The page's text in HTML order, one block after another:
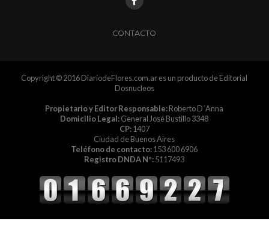
CONTACTO
Copyright © 2016 DiariodeFlores.com.ar es un producto de Editorial
Dosnucleos
Propietario y Editor Responsable:Roberto D´Anna
Domicilio Legal:General José Bustillo 3348
CP:1407
Ciudad de Buenos Aires
Teléfono de contacto:153 600 6906
Registro DNDA Nº:5117493